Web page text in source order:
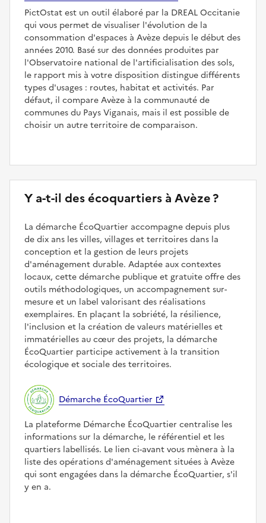
PictOstat est un outil élaboré par la DREAL Occitanie
qui vous permet de visualiser l'évolution de la
consommation d'espaces à Avèze depuis le début des
années 2010. Basé sur des données produites par
l'Observatoire national de l'artificialisation des sols,
le rapport mis à votre disposition distingue différents
types d'usages : routes, habitat et activités. Par
défaut, il compare Avèze à la communauté de
communes du Pays Viganais, mais il est possible de
choisir un autre territoire de comparaison.
Y a-t-il des écoquartiers à Avèze ?
La démarche ÉcoQuartier accompagne depuis plus
de dix ans les villes, villages et territoires dans la
conception et la gestion de leurs projets
d'aménagement durable. Adaptée aux contextes
locaux, cette démarche publique et gratuite offre des
outils méthodologiques, un accompagnement sur-
mesure et un label valorisant des réalisations
exemplaires. En plaçant la sobriété, la résilience,
l'inclusion et la création de valeurs matérielles et
immatérielles au cœur des projets, la démarche
ÉcoQuartier participe activement à la transition
écologique et sociale des territoires.
Démarche ÉcoQuartier
La plateforme Démarche ÉcoQuartier centralise les
informations sur la démarche, le référentiel et les
quartiers labellisés. Le lien ci-avant vous mènera à la
liste des opérations d'aménagement situées à Avèze
qui sont engagées dans la démarche ÉcoQuartier, s'il
y en a.